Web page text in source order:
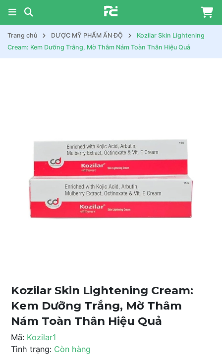
Trang chủ DƯỢC MỸ PHẨM ẤN ĐỘ
Kozilar Skin Lightening
Cream: Kem Dưỡng Trắng, Mờ Thâm Nám Toàn Thân Hiệu Quả
Kozilar Skin Lightening Cream:
Kem Dưỡng Trắng, Mờ Thâm
Nám Toàn Thân Hiệu Quả
Mã: Kozilar1
Tình trạng: Còn hàng